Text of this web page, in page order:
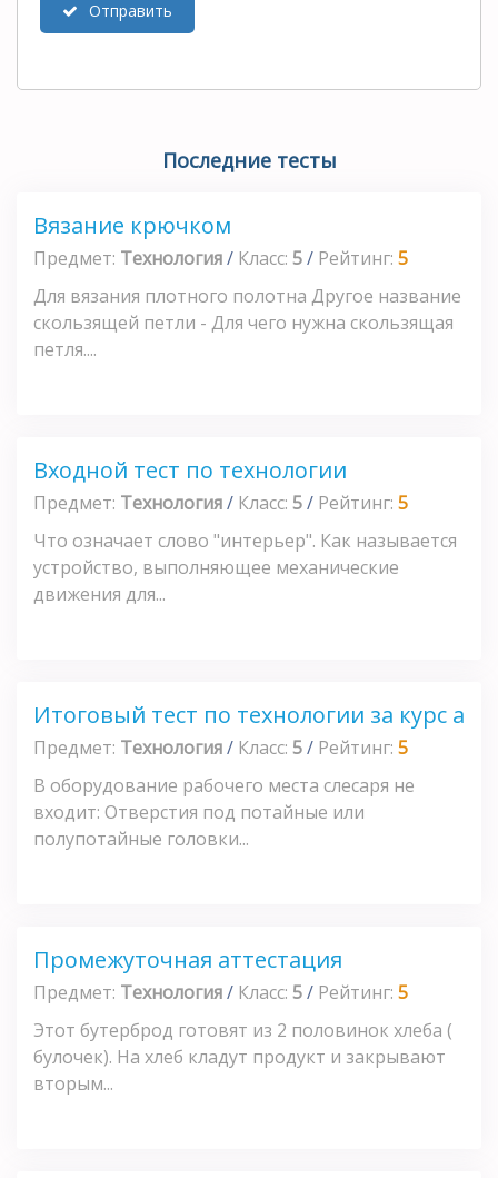
Отправить
Последние тесты
Вязание крючком
Предмет: Технология/ Класс: 5/ Рейтинг: 5
Для вязания плотного полотна Другое название
скользящей петли - Для чего нужна скользящая
петля....
Входной тест по технологии
Предмет: Технология/ Класс: 5/ Рейтинг: 5
Что означает слово "интерьер". Как называется
устройство, выполняющее механические
движения для...
Итоговый тест по технологии за курс а
Предмет: Технология/ Класс: 5/ Рейтинг: 5
В оборудование рабочего места слесаря не
входит: Отверстия под потайные или
полупотайные головки...
Промежуточная аттестация
Предмет: Технология/ Класс: 5/ Рейтинг: 5
Этот бутерброд готовят из 2 половинок хлеба (
булочек). На хлеб кладут продукт и закрывают
вторым...